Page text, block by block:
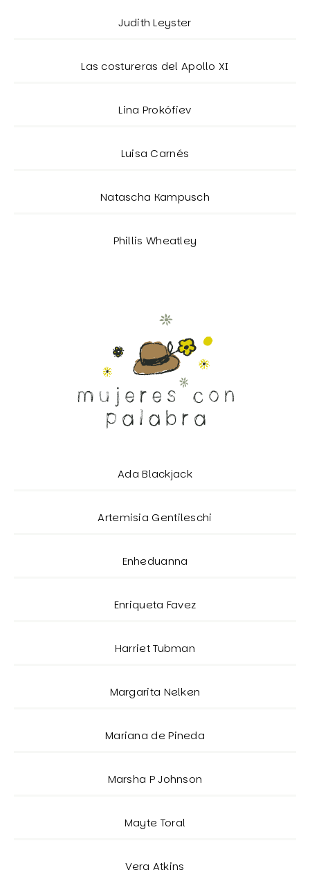
Judith Leyster
Las costureras del Apollo XI
Lina Prokófiev
Luisa Carnés
Natascha Kampusch
Phillis Wheatley
Ada Blackjack
Artemisia Gentileschi
Enheduanna
Enriqueta Favez
Harriet Tubman
Margarita Nelken
Mariana de Pineda
Marsha P Johnson
Mayte Toral
Vera Atkins